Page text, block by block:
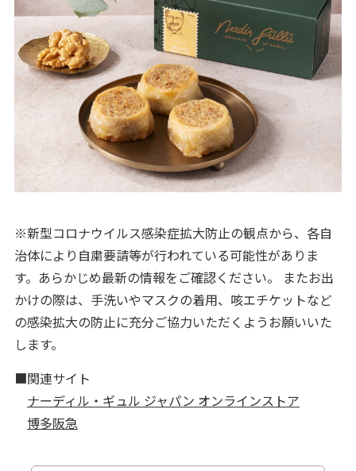
※新型コロナウイルス感染症拡大防止の観点から、各自
治体により自粛要請等が行われている可能性がありま
す。あらかじめ最新の情報をご確認ください。 またお出
かけの際は、手洗いやマスクの着用、咳エチケットなど
の感染拡大の防止に充分ご協力いただくようお願いいた
します。
■関連サイト
ナーディル・ギュル ジャパン オンラインストア
博多阪急